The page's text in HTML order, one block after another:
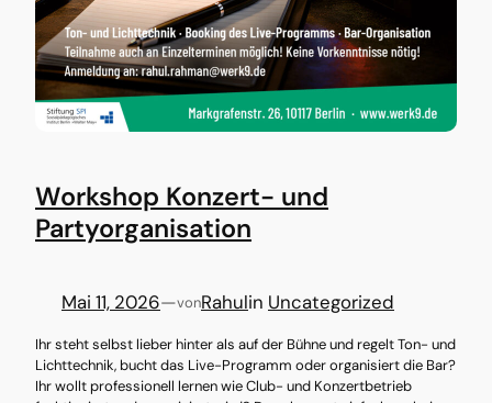
Workshop Konzert- und
Partyorganisation
Mai 11, 2026—vonRahulin Uncategorized
Ihr steht selbst lieber hinter als auf der Bühne und regelt Ton- und
Lichttechnik, bucht das Live-Programm oder organisiert die Bar?
Ihr wollt professionell lernen wie Club- und Konzertbetrieb